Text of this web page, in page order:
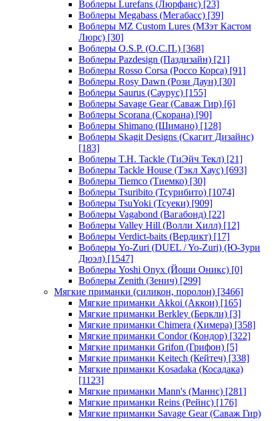
Воблеры Lurefans (Люрфанс) [23]
Воблеры Megabass (Мегабасс) [39]
Воблеры MZ Custom Lures (МЗэт Кастом
Люрс) [30]
Воблеры O.S.P. (О.С.П.) [368]
Воблеры Pazdesign (Паздизайн) [21]
Воблеры Rosso Corsa (Россо Корса) [91]
Воблеры Rosy Dawn (Рози Даун) [30]
Воблеры Saurus (Саурус) [155]
Воблеры Savage Gear (Саваж Гир) [6]
Воблеры Scorana (Скорана) [90]
Воблеры Shimano (Шимано) [128]
Воблеры Skagit Designs (Скагит Дизайнс)
[183]
Воблеры T.H. Tackle (ТиЭйч Текл) [21]
Воблеры Tackle House (Тэкл Хаус) [693]
Воблеры Tiemco (Тиемко) [30]
Воблеры Tsuribito (Тсурибито) [1074]
Воблеры TsuYoki (Тсуеки) [909]
Воблеры Vagabond (Вагабонд) [22]
Воблеры Valley Hill (Волли Хилл) [12]
Воблеры Verdict-baits (Вердикт) [17]
Воблеры Yo-Zuri (DUEL / Yo-Zuri) (Ю-Зури
Дюэл) [1547]
Воблеры Yoshi Onyx (Йоши Оникс) [0]
Воблеры Zenith (Зенич) [299]
Мягкие приманки (силикон, поролон) [3466]
Мягкие приманки Akkoi (Аккои) [165]
Мягкие приманки Berkley (Беркли) [3]
Мягкие приманки Chimera (Химера) [358]
Мягкие приманки Condor (Кондор) [322]
Мягкие приманки Grifon (Грифон) [5]
Мягкие приманки Keitech (Кейтеч) [338]
Мягкие приманки Kosadaka (Косадака)
[1123]
Мягкие приманки Mann's (Маннс) [281]
Мягкие приманки Reins (Рейнс) [176]
Мягкие приманки Savage Gear (Саваж Гир)